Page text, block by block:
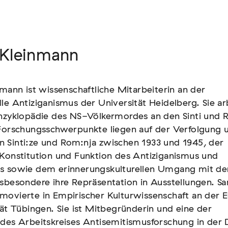
ist wissenschaftliche Mitarbeiterin an der
Antiziganismus der Universität Heidelberg. Sie
des NS-Völkermordes an den Sinti und
liegen auf der Verfolgung
Sinti:ze und Rom:nja zwischen 1933 und 1945, der
und Funktion des Antiziganismus und
sowie dem erinnerungskulturellen Umgang mit
ihre Repräsentation in Ausstellungen.
in Empirischer Kulturwissenschaft an der
Tübingen. Sie ist Mitbegründerin und eine der
Arbeitskreises Antisemitismusforschung in der
ist wissenschaftliche Mitarbeiterin an der
Antiziganismus der Universität Heidelberg. Sie
des NS-Völkermordes an den Sinti und
liegen auf der Verfolgung
Sinti:ze und Rom:nja zwischen 1933 und 1945, der
und Funktion des Antiziganismus und
sowie dem erinnerungskulturellen Umgang mit
ihre Repräsentation in Ausstellungen.
in Empirischer Kulturwissenschaft an der
Tübingen. Sie ist Mitbegründerin und eine der
Arbeitskreises Antisemitismusforschung in der